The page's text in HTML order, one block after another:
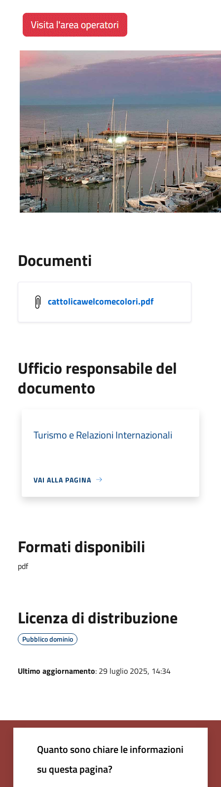
Documenti
cattolicawelcomecolori.pdf
Ufficio responsabile del
documento
Turismo e Relazioni Internazionali
VAI ALLA PAGINA
Formati disponibili
pdf
Licenza di distribuzione
Pubblico dominio
Ultimo aggiornamento: 29 luglio 2025, 14:34
Quanto sono chiare le informazioni
su questa pagina?